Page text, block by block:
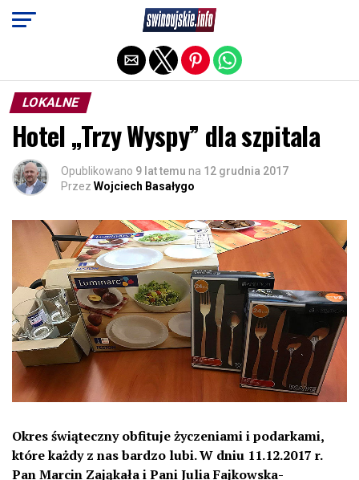
LOKALNE
Hotel „Trzy Wyspy” dla szpitala
Opublikowano 9 lat temu na 12 grudnia 2017
Przez Wojciech Basałygo
Okres świąteczny obfituje życzeniami i podarkami,
które każdy z nas bardzo lubi. W dniu 11.12.2017 r.
Pan Marcin Zająkała i Pani Julia Fajkowska-
Exit mobile version